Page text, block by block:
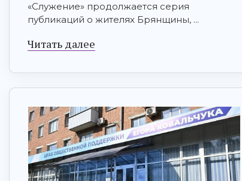
«Служение» продолжается серия
публикаций о жителях Брянщины, ...
Читать далее